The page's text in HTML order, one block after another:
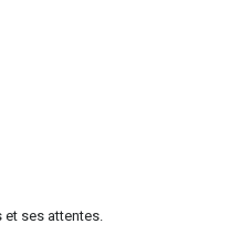
et ses attentes.